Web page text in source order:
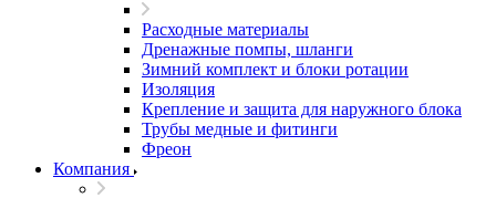
Расходные материалы
Дренажные помпы, шланги
Зимний комплект и блоки ротации
Изоляция
Крепление и защита для наружного блока
Трубы медные и фитинги
Фреон
Компания